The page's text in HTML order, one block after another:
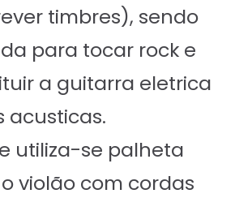
timbres), sendo
para tocar rock e
a guitarra eletrica
acusticas.
utiliza-se palheta
violão com cordas